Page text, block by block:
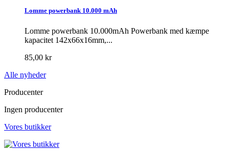
Lomme powerbank 10.000 mAh
Lomme powerbank 10.000mAh Powerbank med kæmpe
kapacitet 142x66x16mm,...
85,00 kr
Alle nyheder
Producenter
Ingen producenter
Vores butikker